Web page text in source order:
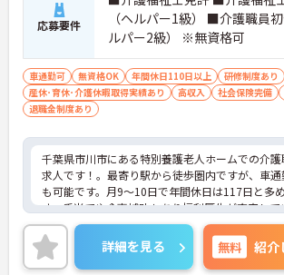
応募要件
（ヘルパー1級） ■介護職員
ルパー2級） ※無資格可
車通勤可 無資格OK 年間休日110日以上
研修制度あり
産休･育休･介護休暇取得実績あり
高収入 社会保険完備
退職金制度あり
千葉県市川市にある特別養護老人ホームでの介護
求人です！。最寄り駅から徒歩圏内ですが、車通
も可能です。月9～10日で年間休日は117日と多
す。手当てや食事補助もあり福利厚生が充実して
ます。ご興味のある方はお気軽にお問合せ下さい
詳細を見る 無料 紹介